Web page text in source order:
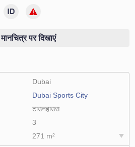
मानचित्र पर दिखाएं
Dubai
Dubai Sports City
टाउनहाउस
3
271 m²